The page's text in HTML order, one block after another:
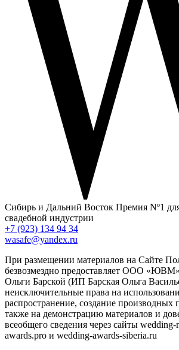
Сибирь и Дальний Восток Премия Nº1
свадебной индустрии
+7 (923) 134 94 34
wasafe@yandex.ru
При размещении материалов на Сайте
безвозмездно предоставляет ООО
Ольги Барской (ИП Барская Ольга
неисключительные права на
распространение, создание производных
также на демонстрацию материалов и
всеобщего сведения через сайты
awards.pro и wedding-awards-siberia.ru